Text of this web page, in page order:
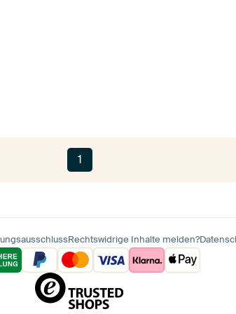
1
Rechtswidrige Inhalte melden?